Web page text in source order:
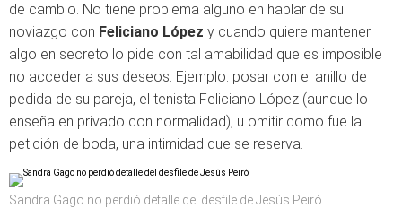
de cambio. No tiene problema alguno en hablar de su
noviazgo con Feliciano López y cuando quiere mantener
algo en secreto lo pide con tal amabilidad que es imposible
no acceder a sus deseos. Ejemplo: posar con el anillo de
pedida de su pareja, el tenista Feliciano López (aunque lo
enseña en privado con normalidad), u omitir como fue la
petición de boda, una intimidad que se reserva.
Sandra Gago no perdió detalle del desfile de Jesús Peiró